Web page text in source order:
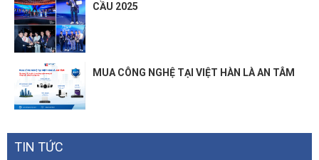
CẦU 2025
MUA CÔNG NGHỆ TẠI VIỆT HÀN LÀ AN TÂM
TIN TỨC